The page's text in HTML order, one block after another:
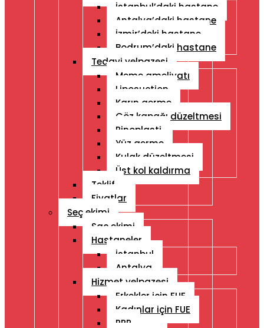
İstanbul’daki hastane
Antalya’daki hastane
İzmir’deki hastane
Bodrum’daki hastane
Tedavi yelpazesi
Meme ameliyatı
Liposuction
Karın germe
Göz kapağı düzeltmesi
Rinoplasti
Yüz germe
Kulak düzeltmesi
Üst kol kaldırma
Teklif
Fiyatlar
Seç ekimi
Saç ekimi
Hastaneler
İstanbul
Antalya
Hizmet yelpazesi
Erkekler için FUE
Kadınlar için FUE
PRP